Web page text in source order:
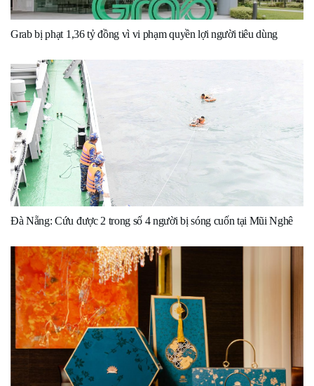
Grab bị phạt 1,36 tỷ đồng vì vi phạm quyền lợi người tiêu dùng
Đà Nẵng: Cứu được 2 trong số 4 người bị sóng cuốn tại Mũi Nghê